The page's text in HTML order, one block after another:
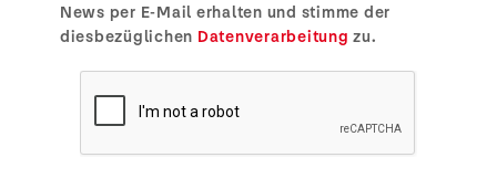
News per E-Mail erhalten und stimme der
diesbezüglichen Datenverarbeitung zu.